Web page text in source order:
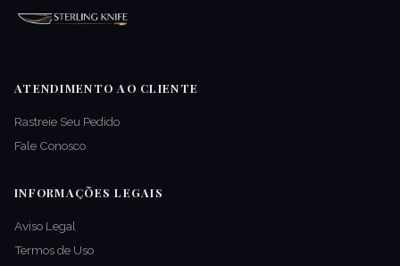
ATENDIMENTO AO CLIENTE
Rastreie Seu Pedido
Fale Conosco
INFORMAÇÕES LEGAIS
Aviso Legal
Termos de Uso